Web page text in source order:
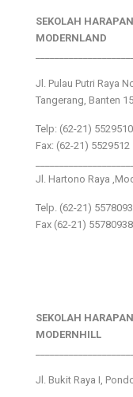
SEKOLAH
MODERNLAND
Jl. Pulau Putri Raya
Tangerang, Banten
Telp: (62-21)
Fax: (62-21) 5529512
Jl. Hartono Raya
Telp. (62-21)
Fax (62-21) 55780938
SEKOLAH
MODERNHILL
Jl. Bukit Raya I,